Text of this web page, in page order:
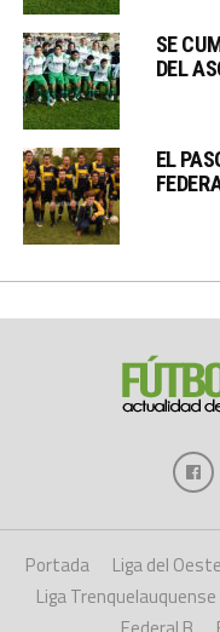
SE
DEL
EL
Portada Liga del Oeste
Liga Trenquelauquense